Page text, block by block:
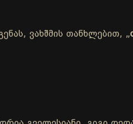
ვახშმის თანხლებით, „